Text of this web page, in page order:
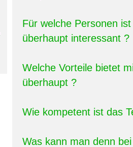
Für welche Personen
überhaupt interessant ?
Welche Vorteile bietet
überhaupt ?
Wie kompetent ist das
Was kann man denn